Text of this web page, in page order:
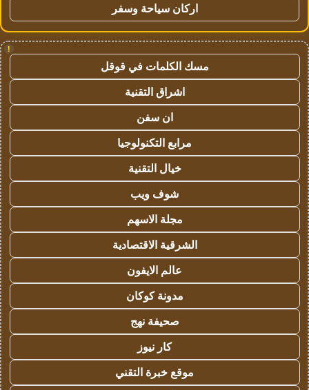
اركان سياحة وسفر
!
مسك الكلمات في قوقل
اشراق التقنية
ان سفن
مرابع التكنولوجيا
خيال التقنية
شوف ويب
مجلة الاسهم
الشرقية الاقتصادية
عالم الايفون
مدونة كوكان
صحيفة نهج
كار نيوز
موقع خبرة التقني